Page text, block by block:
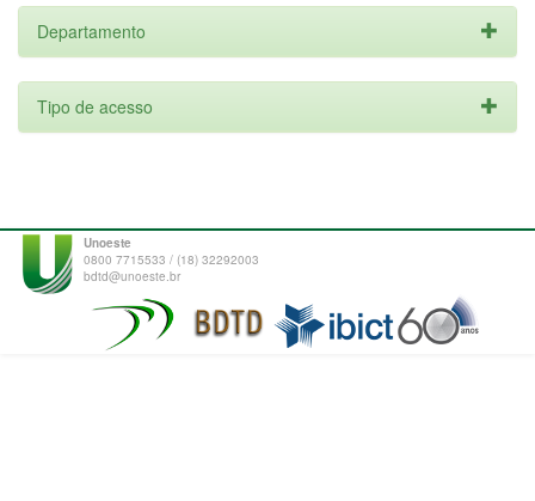
Departamento
Tipo de acesso
Unoeste
0800 7715533 / (18) 32292003
bdtd@unoeste.br